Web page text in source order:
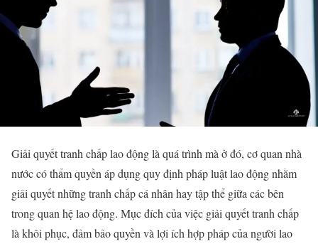
Giải quyết tranh chấp lao động là quá trình mà ở đó, cơ quan nhà
nước có thẩm quyền áp dụng quy định pháp luật lao động nhằm
giải quyết những tranh chấp cá nhân hay tập thể giữa các bên
trong quan hệ lao động. Mục đích của việc giải quyết tranh chấp
là khôi phục, đảm bảo quyền và lợi ích hợp pháp của người lao